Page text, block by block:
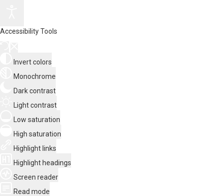
Accessibility Tools
Invert colors
Monochrome
Dark contrast
Light contrast
Low saturation
High saturation
Highlight links
Highlight headings
Screen reader
Read mode